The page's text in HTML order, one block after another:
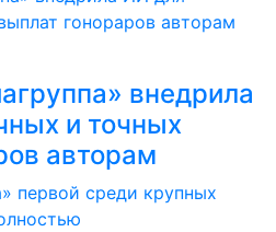
внедрила
и точных
авторам
первой среди крупных